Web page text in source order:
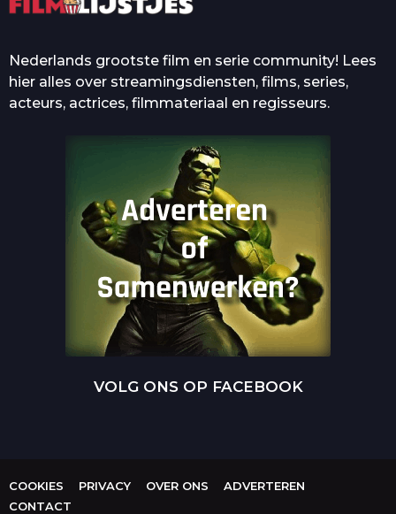
Nederlands grootste film en serie community! Lees
hier alles over streamingsdiensten, films, series,
acteurs, actrices, filmmateriaal en regisseurs.
VOLG ONS OP FACEBOOK
COOKIES PRIVACY OVER ONS
ADVERTEREN
CONTACT